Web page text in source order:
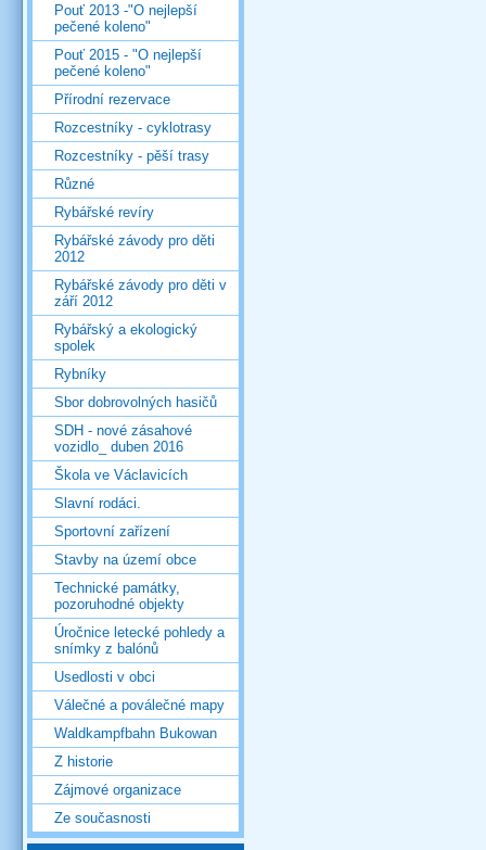
Pouť 2013 -"O nejlepší
pečené koleno"
Pouť 2015 - "O nejlepší
pečené koleno"
Přírodní rezervace
Rozcestníky - cyklotrasy
Rozcestníky - pěší trasy
Různé
Rybářské revíry
Rybářské závody pro děti
2012
Rybářské závody pro děti v
září 2012
Rybářský a ekologický
spolek
Rybníky
Sbor dobrovolných hasičů
SDH - nové zásahové
vozidlo_ duben 2016
Škola ve Václavicích
Slavní rodáci.
Sportovní zařízení
Stavby na území obce
Technické památky,
pozoruhodné objekty
Úročnice letecké pohledy a
snímky z balónů
Usedlosti v obci
Válečné a poválečné mapy
Waldkampfbahn Bukowan
Z historie
Zájmové organizace
Ze současnosti